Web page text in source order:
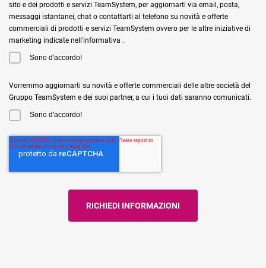
sito e dei prodotti e servizi TeamSystem, per aggiornarti via email, posta,
messaggi istantanei, chat o contattarti al telefono su novità e offerte
commerciali di prodotti e servizi TeamSystem ovvero per le altre iniziative di
marketing indicate nell'informativa .
Sono d'accordo!
Vorremmo aggiornarti su novità e offerte commerciali delle altre società del
Gruppo TeamSystem e dei suoi partner, a cui i tuoi dati saranno comunicati.
Sono d'accordo!